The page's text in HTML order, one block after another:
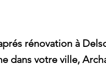
rénovation à
dans votre ville,